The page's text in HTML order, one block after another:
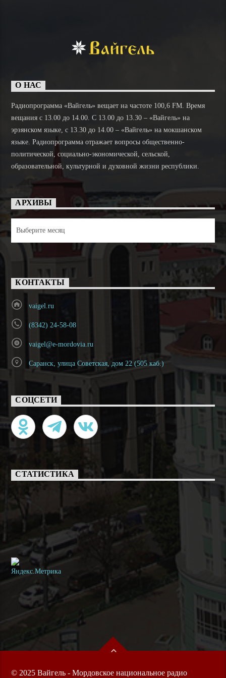
О НАС
Радиопрограмма «Вайгель» вещает на частоте 100,6 FM. Время
вещания с 13.00 до 14.00. C 13.00 до 13.30 – «Вайгель» на
эрзянском языке, с 13.30 до 14.00 – «Вайгель» на мокшанском
языке. Радиопрограмма отражает вопросы общественно-
политической, социально-экономической, сельской,
образовательной, культурной и духовной жизни республики.
АРХИВЫ
КОНТАКТЫ
vaigel.ru
(8342) 24-58-08
vaigel@e-mordovia.ru
Саранск, улица Советская, дом 22 (505 каб.)
СОЦСЕТИ
СТАТИСТИКА
© 2025 Вайгель - Мордовское национальное радио